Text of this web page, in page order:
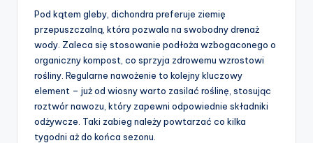
Pod kątem gleby, dichondra preferuje ziemię
przepuszczalną, która pozwala na swobodny drenaż
wody. Zaleca się stosowanie podłoża wzbogaconego o
organiczny kompost, co sprzyja zdrowemu wzrostowi
rośliny. Regularne nawożenie to kolejny kluczowy
element – już od wiosny warto zasilać roślinę, stosując
roztwór nawozu, który zapewni odpowiednie składniki
odżywcze. Taki zabieg należy powtarzać co kilka
tygodni aż do końca sezonu.